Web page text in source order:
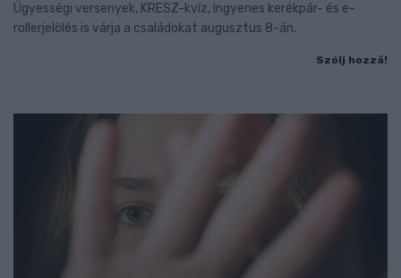
Ügyességi versenyek, KRESZ-kvíz, ingyenes kerékpár- és e-
rollerjelölés is várja a családokat augusztus 8-án.
Szólj hozzá!